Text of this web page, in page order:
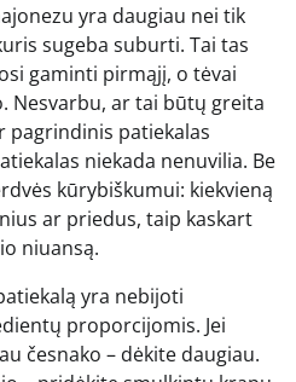
yra daugiau nei tik
sugeba suburti. Tai tas
gaminti pirmąjį, o tėvai
Nesvarbu, ar tai būtų greita
pagrindinis patiekalas
niekada nenuvilia. Be
kūrybiškumui: kiekvieną
ar priedus, taip kaskart
niuansą.
yra nebijoti
proporcijomis. Jei
česnako – dėkite daugiau.